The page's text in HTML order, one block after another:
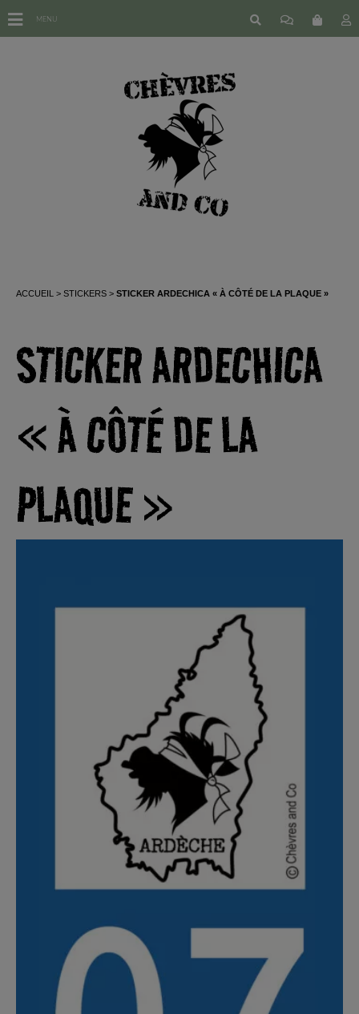
ACCUEIL STICKERS STICKER ARDECHICA « À CÔTÉ DE LA PLAQUE »
STICKER ARDECHICA
« À CÔTÉ DE LA
PLAQUE »
MENU